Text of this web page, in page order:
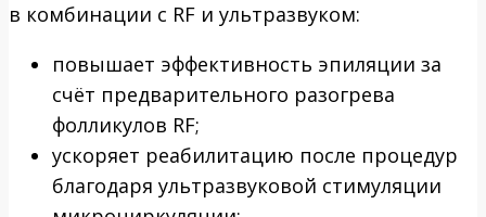
в комбинации с RF и ультразвуком:
повышает эффективность эпиляции за
счёт предварительного разогрева
фолликулов RF;
ускоряет реабилитацию после процедур
благодаря ультразвуковой стимуляции